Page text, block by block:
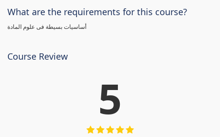
What are the requirements for this course?
أساسيات بسيطة فى علوم المادة
Course Review
5